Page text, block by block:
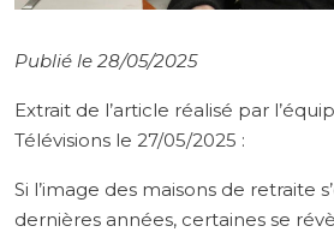
Publié le 28/05/2025
Extrait de l’article réalisé par
Télévisions le 27/05/2025 :
Si l’image des maisons de retraite
dernières années, certaines se